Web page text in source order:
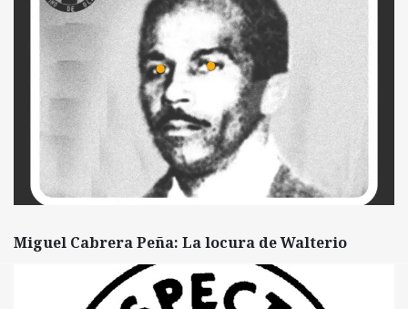
Miguel Cabrera Peña: La locura de Walterio